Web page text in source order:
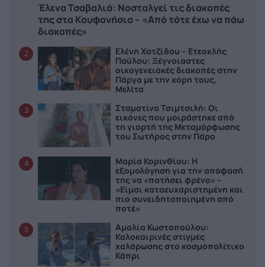
Έλενα Τσαβαλιά: Νοσταλγεί τις διακοπές
της στα Κουφονήσια – «Από τότε έχω να πάω
διακοπές»
2
Ελένη Χατζίδου – Ετεοκλής
Παύλου: Ξέγνοιαστες
οικογενειακές διακοπές στην
Πάργα με την κόρη τους,
Μελίτα
3
Σταματίνα Τσιμτσιλή: Οι
εικόνες που μοιράστηκε από
τη γιορτή της Μεταμόρφωσης
του Σωτήρος στην Πάρο
4
Μαρία Κορινθίου: Η
εξομολόγηση για την απόφασή
της να «πατήσει φρένο» –
«Είμαι καταευχαριστημένη και
πιο συνειδητοποιημένη από
ποτέ»
5
Αμαλία Κωστοπούλου:
Καλοκαιρινές στιγμές
χαλάρωσης στο κοσμοπολίτικο
Κάπρι